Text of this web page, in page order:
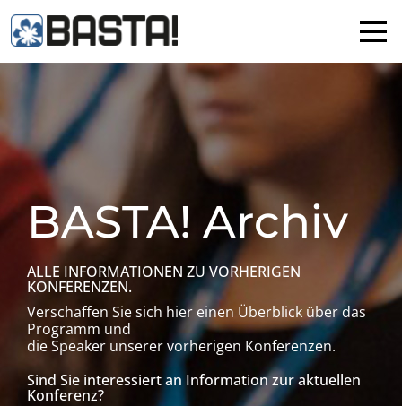
BASTA! Archiv
ALLE INFORMATIONEN ZU VORHERIGEN
KONFERENZEN.
Verschaffen Sie sich hier einen Überblick über das
Programm und
die Speaker unserer vorherigen Konferenzen.
Sind Sie interessiert an Information zur aktuellen
Konferenz?
×
MAINZ
FRANKFURT
Alle